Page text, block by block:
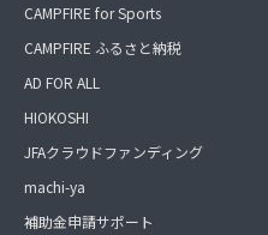
CAMPFIRE for Sports
CAMPFIRE ふるさと納税
AD FOR ALL
HIOKOSHI
JFAクラウドファンディング
machi-ya
補助金申請サポート